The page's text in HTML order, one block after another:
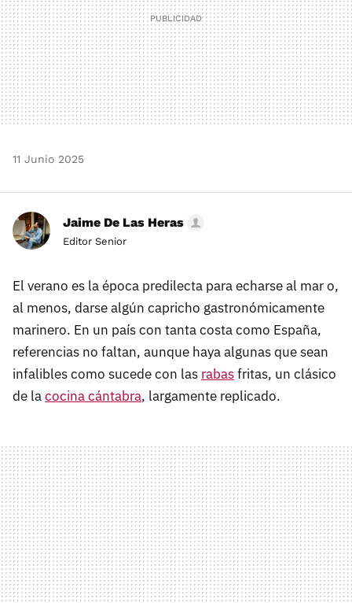
11 Junio 2025
Jaime De Las Heras
Editor Senior
El verano es la época predilecta para echarse al mar o,
al menos, darse algún capricho gastronómicamente
marinero. En un país con tanta costa como España,
referencias no faltan, aunque haya algunas que sean
infalibles como sucede con las rabasfritas, un clásico
de lacocina cántabra, largamente replicado.